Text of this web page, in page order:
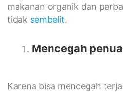
makanan organik dan
tidak sembelit.
Mencegah
Karena bisa mencegah